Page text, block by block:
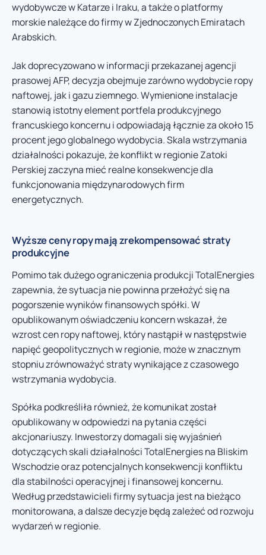
wydobywcze w Katarze i Iraku, a także o platformy
morskie należące do firmy w Zjednoczonych Emiratach
Arabskich.
Jak doprecyzowano w informacji przekazanej agencji
prasowej AFP, decyzja obejmuje zarówno wydobycie ropy
naftowej, jak i gazu ziemnego. Wymienione instalacje
stanowią istotny element portfela produkcyjnego
francuskiego koncernu i odpowiadają łącznie za około 15
procent jego globalnego wydobycia. Skala wstrzymania
działalności pokazuje, że konflikt w regionie Zatoki
Perskiej zaczyna mieć realne konsekwencje dla
funkcjonowania międzynarodowych firm
energetycznych.
Wyższe ceny ropy mają zrekompensować straty
produkcyjne
Pomimo tak dużego ograniczenia produkcji TotalEnergies
zapewnia, że sytuacja nie powinna przełożyć się na
pogorszenie wyników finansowych spółki. W
opublikowanym oświadczeniu koncern wskazał, że
wzrost cen ropy naftowej, który nastąpił w następstwie
napięć geopolitycznych w regionie, może w znacznym
stopniu zrównoważyć straty wynikające z czasowego
wstrzymania wydobycia.
Spółka podkreśliła również, że komunikat został
opublikowany w odpowiedzi na pytania części
akcjonariuszy. Inwestorzy domagali się wyjaśnień
dotyczących skali działalności TotalEnergies na Bliskim
Wschodzie oraz potencjalnych konsekwencji konfliktu
dla stabilności operacyjnej i finansowej koncernu.
Według przedstawicieli firmy sytuacja jest na bieżąco
monitorowana, a dalsze decyzje będą zależeć od rozwoju
wydarzeń w regionie.